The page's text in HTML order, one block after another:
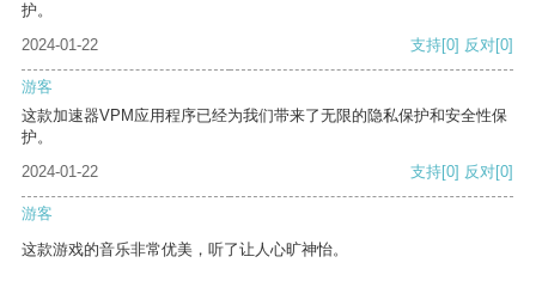
护。
2024-01-22
支持[0] 反对[0]
游客
这款加速器VPM应用程序已经为我们带来了无限的隐私保护和安全性保
护。
2024-01-22
支持[0] 反对[0]
游客
这款游戏的音乐非常优美，听了让人心旷神怡。